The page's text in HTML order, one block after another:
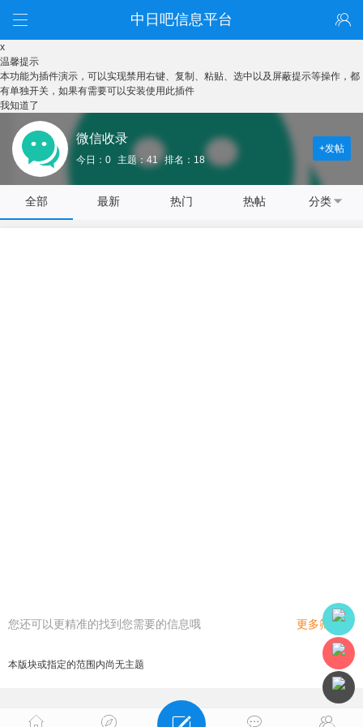
中日吧信息平台
x
温馨提示
本功能为插件演示，可以实现禁用右键、复制、粘贴、选中以及屏蔽提示等操作，都
有单独开关，如果有需要可以安装使用此插件
我知道了
微信收录
今日：0 主题：41 排名：18
+发帖
全部 最新 热门 热帖 分类
您还可以更精准的找到您需要的信息哦 更多筛选
本版块或指定的范围内尚无主题